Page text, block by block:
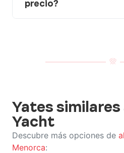
precio?
Yates similares
Yacht
Descubre más opciones de
Menorca: